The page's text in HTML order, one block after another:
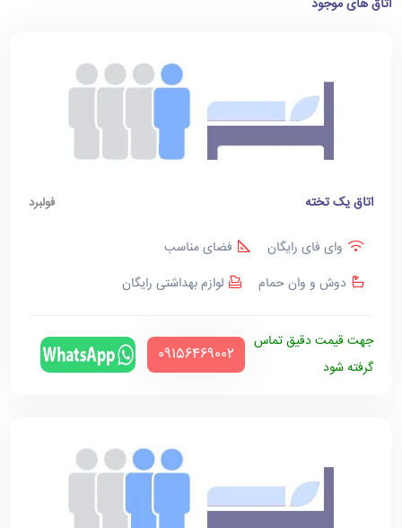
اتاق های موجود
اتاق یک تخته فولبرد
وای فای رایگان
فضای مناسب
دوش و وان حمام
لوازم بهداشتی رایگان
جهت قیمت دقیق تماس
گرفته شود
‪09156469002‬